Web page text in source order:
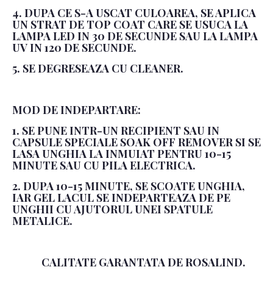
4. DUPA CE S-A USCAT CULOAREA, SE APLICA
UN STRAT DE TOP COAT CARE SE USUCA LA
LAMPA LED IN 30 DE SECUNDE SAU LA LAMPA
UV IN 120 DE SECUNDE.
5. SE DEGRESEAZA CU CLEANER.
MOD DE INDEPARTARE:
1. SE PUNE INTR-UN RECIPIENT SAU IN
CAPSULE SPECIALE SOAK OFF REMOVER SI SE
LASA UNGHIA LA INMUIAT PENTRU 10-15
MINUTE SAU CU PILA ELECTRICA.
2. DUPA 10-15 MINUTE, SE SCOATE UNGHIA,
IAR GEL LACUL SE INDEPARTEAZA DE PE
UNGHII CU AJUTORUL UNEI SPATULE
METALICE.
CALITATE GARANTATA DE ROSALIND.